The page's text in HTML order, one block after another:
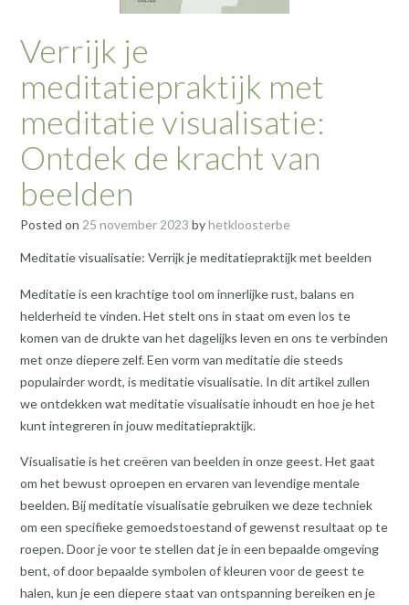
Verrijk je
meditatiepraktijk met
meditatie visualisatie:
Ontdek de kracht van
beelden
Posted on 25 november 2023 byhetkloosterbe
Meditatie visualisatie: Verrijk je meditatiepraktijk met beelden
Meditatie is een krachtige tool om innerlijke rust, balans en
helderheid te vinden. Het stelt ons in staat om even los te
komen van de drukte van het dagelijks leven en ons te verbinden
met onze diepere zelf. Een vorm van meditatie die steeds
populairder wordt, is meditatie visualisatie. In dit artikel zullen
we ontdekken wat meditatie visualisatie inhoudt en hoe je het
kunt integreren in jouw meditatiepraktijk.
Visualisatie is het creëren van beelden in onze geest. Het gaat
om het bewust oproepen en ervaren van levendige mentale
beelden. Bij meditatie visualisatie gebruiken we deze techniek
om een specifieke gemoedstoestand of gewenst resultaat op te
roepen. Door je voor te stellen dat je in een bepaalde omgeving
bent, of door bepaalde symbolen of kleuren voor de geest te
halen, kun je een diepere staat van ontspanning bereiken en je